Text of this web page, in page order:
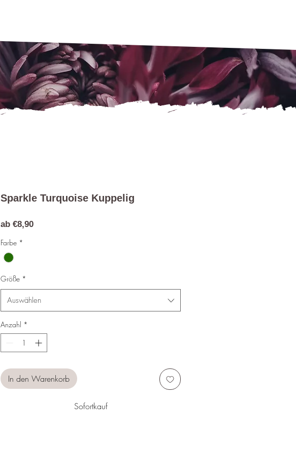
Sparkle Turquoise Kuppelig
ab €8,90Sale-
Farbe *
Größe *
Auswählen
Anzahl *
In den Warenkorb
Sofortkauf